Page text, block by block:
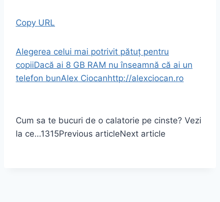
Copy URL
Alegerea celui mai potrivit pătuț pentru
copiiDacă ai 8 GB RAM nu înseamnă că ai un
telefon bunAlex Ciocanhttp://alexciocan.ro
Cum sa te bucuri de o calatorie pe cinste? Vezi
la ce…1315Previous articleNext article